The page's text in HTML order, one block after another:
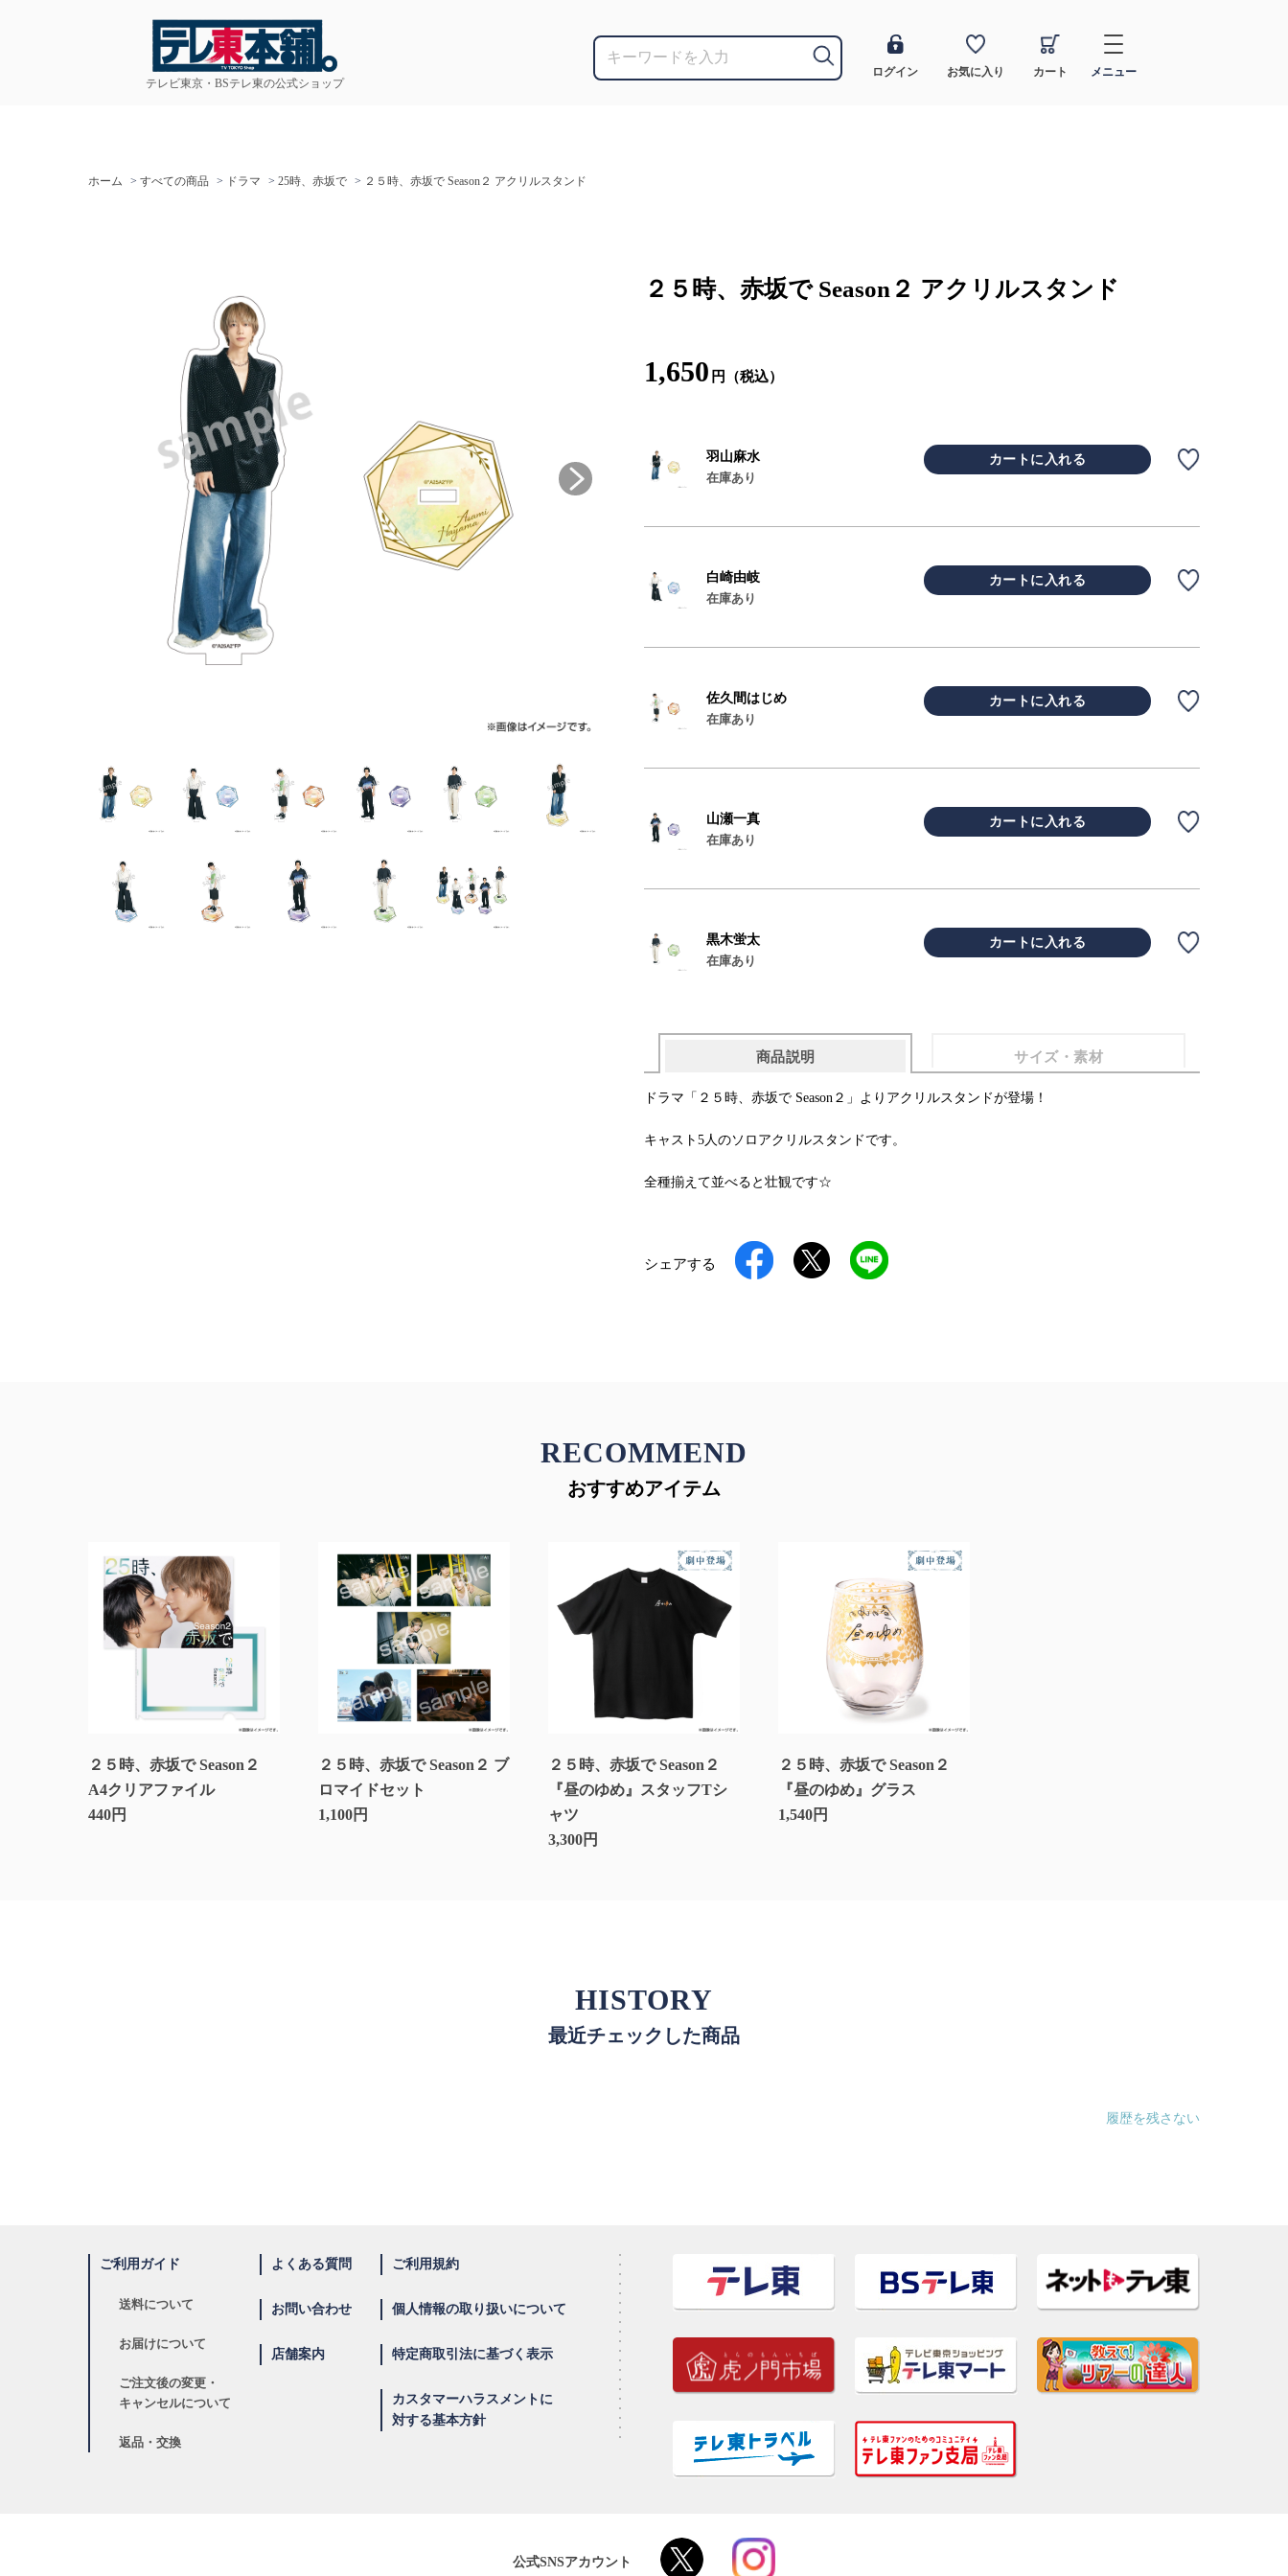
テレビ東京・BSテレ東の公式ショップ
ログイン お気に入り カート メニュー
ホーム > すべての商品 > ドラマ > 25時、赤坂で > ２５時、赤坂で Season２ アクリルスタンド
２５時、赤坂で Season２ アクリルスタンド
1,650 円（税込）
羽山麻水
在庫あり
カートに入れる
白崎由岐
在庫あり
カートに入れる
佐久間はじめ
在庫あり
カートに入れる
山瀬一真
在庫あり
カートに入れる
黒木蛍太
在庫あり
カートに入れる
商品説明 サイズ・素材
ドラマ「２５時、赤坂で Season２」よりアクリルスタンドが登場！
キャスト5人のソロアクリルスタンドです。
全種揃えて並べると壮観です☆
シェアする
RECOMMEND
おすすめアイテム
２５時、赤坂で Season２
A4クリアファイル
440円
２５時、赤坂で Season２ ブ
ロマイドセット
1,100円
２５時、赤坂で Season２
『昼のゆめ』スタッフTシ
ャツ
3,300円
２５時、赤坂で Season２
『昼のゆめ』グラス
1,540円
HISTORY
最近チェックした商品
履歴を残さない
ご利用ガイド
送料について
お届けについて
ご注文後の変更・
キャンセルについて
返品・交換
よくある質問
お問い合わせ
店舗案内
ご利用規約
個人情報の取り扱いについて
特定商取引法に基づく表示
カスタマーハラスメントに
対する基本方針
公式SNSアカウント